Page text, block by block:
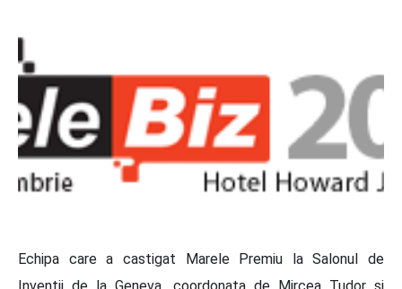
Echipa care a castigat Marele Premiu la Salonul de